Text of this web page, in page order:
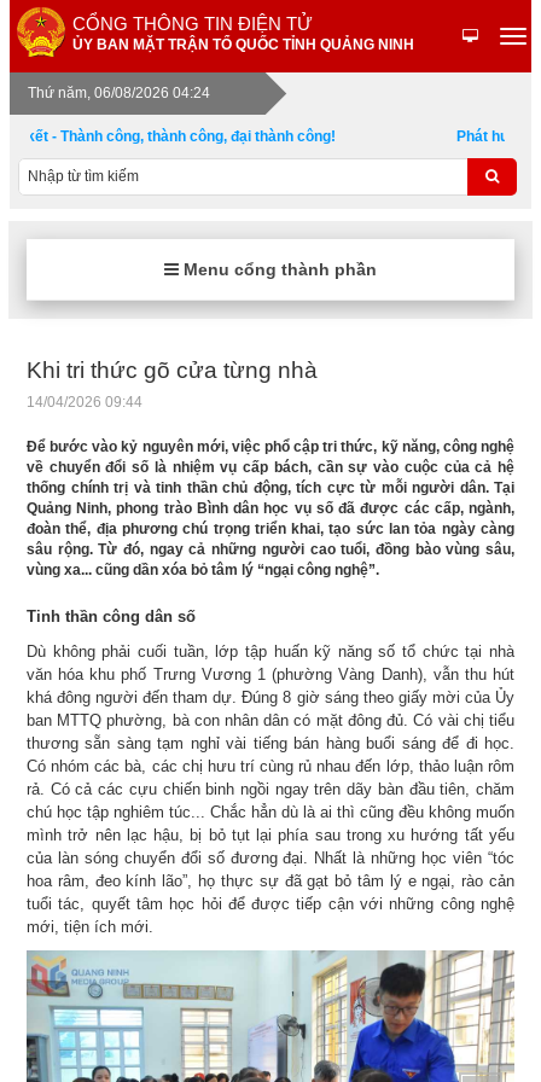
CỔNG THÔNG TIN ĐIỆN TỬ
ỦY BAN MẶT TRẬN TỔ QUỐC TỈNH QUẢNG NINH
Thứ năm, 06/08/2026 04:24
kết - Thành công, thành công, đại thành công! Phát huy
Menu cổng thành phần
Khi tri thức gõ cửa từng nhà
14/04/2026 09:44
Để bước vào kỷ nguyên mới, việc phổ cập tri thức, kỹ năng, công nghệ
về chuyển đổi số là nhiệm vụ cấp bách, cần sự vào cuộc của cả hệ
thống chính trị và tinh thần chủ động, tích cực từ mỗi người dân. Tại
Quảng Ninh, phong trào Bình dân học vụ số đã được các cấp, ngành,
đoàn thể, địa phương chú trọng triển khai, tạo sức lan tỏa ngày càng
sâu rộng. Từ đó, ngay cả những người cao tuổi, đồng bào vùng sâu,
vùng xa... cũng dần xóa bỏ tâm lý “ngại công nghệ”.
Tinh thần công dân số
Dù không phải cuối tuần, lớp tập huấn kỹ năng số tổ chức tại nhà
văn hóa khu phố Trưng Vương 1 (phường Vàng Danh), vẫn thu hút
khá đông người đến tham dự. Đúng 8 giờ sáng theo giấy mời của Ủy
ban MTTQ phường, bà con nhân dân có mặt đông đủ. Có vài chị tiểu
thương sẵn sàng tạm nghỉ vài tiếng bán hàng buổi sáng để đi học.
Có nhóm các bà, các chị hưu trí cùng rủ nhau đến lớp, thảo luận rôm
rả. Có cả các cựu chiến binh ngồi ngay trên dãy bàn đầu tiên, chăm
chú học tập nghiêm túc... Chắc hẳn dù là ai thì cũng đều không muốn
mình trở nên lạc hậu, bị bỏ tụt lại phía sau trong xu hướng tất yếu
của làn sóng chuyển đổi số đương đại. Nhất là những học viên “tóc
hoa râm, đeo kính lão”, họ thực sự đã gạt bỏ tâm lý e ngại, rào cản
tuổi tác, quyết tâm học hỏi để được tiếp cận với những công nghệ
mới, tiện ích mới.